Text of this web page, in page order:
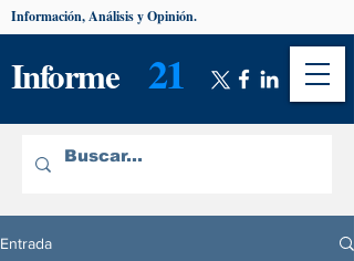
Informe 21
Información, Análisis y Opinión.
Entrada